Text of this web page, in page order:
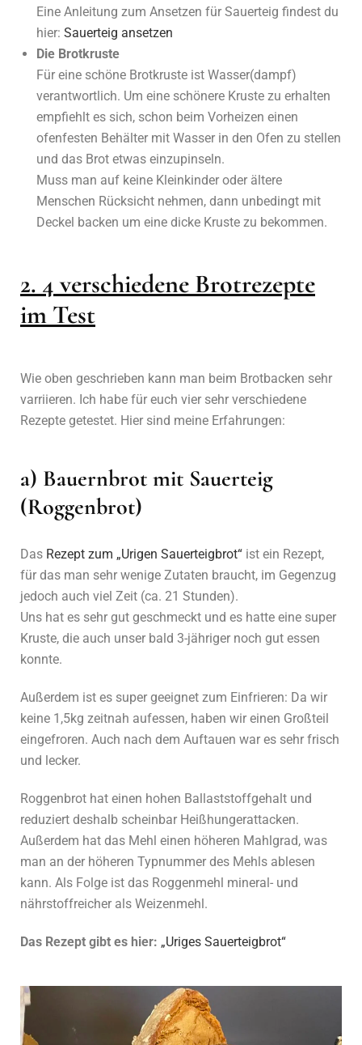
Eine Anleitung zum Ansetzen für Sauerteig findest du
hier: Sauerteig ansetzen
Die Brotkruste
Für eine schöne Brotkruste ist Wasser(dampf)
verantwortlich. Um eine schönere Kruste zu erhalten
empfiehlt es sich, schon beim Vorheizen einen
ofenfesten Behälter mit Wasser in den Ofen zu stellen
und das Brot etwas einzupinseln.
Muss man auf keine Kleinkinder oder ältere
Menschen Rücksicht nehmen, dann unbedingt mit
Deckel backen um eine dicke Kruste zu bekommen.
2. 4 verschiedene Brotrezepte
im Test
Wie oben geschrieben kann man beim Brotbacken sehr
varriieren. Ich habe für euch vier sehr verschiedene
Rezepte getestet. Hier sind meine Erfahrungen:
a) Bauernbrot mit Sauerteig
(Roggenbrot)
Das Rezept zum „Urigen Sauerteigbrot“ ist ein Rezept,
für das man sehr wenige Zutaten braucht, im Gegenzug
jedoch auch viel Zeit (ca. 21 Stunden).
Uns hat es sehr gut geschmeckt und es hatte eine super
Kruste, die auch unser bald 3-jähriger noch gut essen
konnte.
Außerdem ist es super geeignet zum Einfrieren: Da wir
keine 1,5kg zeitnah aufessen, haben wir einen Großteil
eingefroren. Auch nach dem Auftauen war es sehr frisch
und lecker.
Roggenbrot hat einen hohen Ballaststoffgehalt und
reduziert deshalb scheinbar Heißhungerattacken.
Außerdem hat das Mehl einen höheren Mahlgrad, was
man an der höheren Typnummer des Mehls ablesen
kann. Als Folge ist das Roggenmehl mineral- und
nährstoffreicher als Weizenmehl.
Das Rezept gibt es hier: „Uriges Sauerteigbrot“